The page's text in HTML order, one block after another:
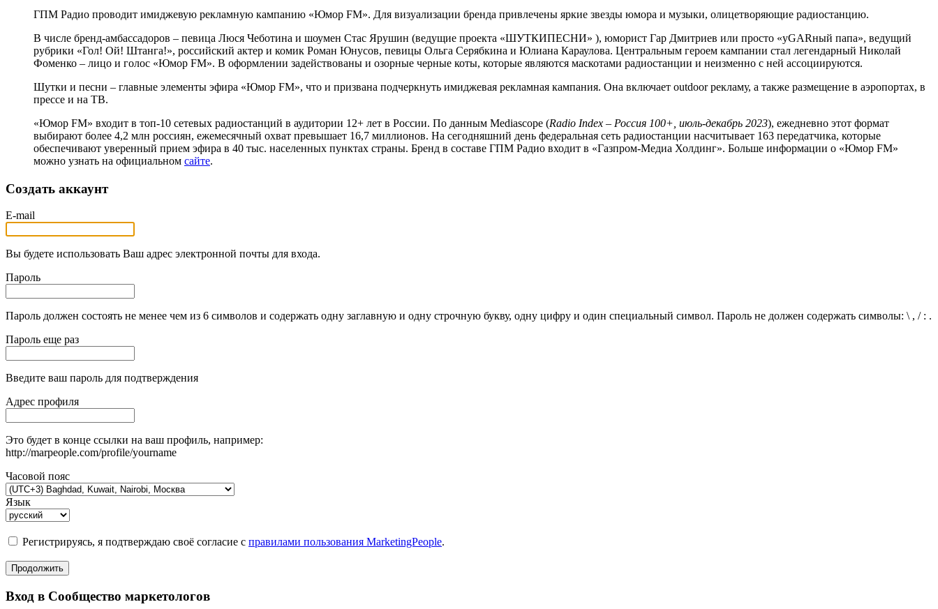
ГПМ Радио проводит имиджевую рекламную кампанию «Юмор FM». Для визуализации бренда привлечены яркие звезды юмора и музыки, олицетворяющие радиостанцию.
В числе бренд-амбассадоров – певица Люся Чеботина и шоумен Стас Ярушин (ведущие проекта «ШУТКИПЕСНИ» ), юморист Гар Дмитриев или просто «уGARный папа», ведущий
рубрики «Гол! Ой! Штанга!», российский актер и комик Роман Юнусов, певицы Ольга Серябкина и Юлиана Караулова. Центральным героем кампании стал легендарный Николай
Фоменко – лицо и голос «Юмор FM». В оформлении задействованы и озорные черные коты, которые являются маскотами радиостанции и неизменно с ней ассоциируются.
Шутки и песни – главные элементы эфира «Юмор FM», что и призвана подчеркнуть имиджевая рекламная кампания. Она включает outdoor рекламу, а также размещение в аэропортах, в
прессе и на ТВ.
«Юмор FM» входит в топ-10 сетевых радиостанций в аудитории 12+ лет в России. По данным Mediascope (Radio Index – Россия 100+, июль-декабрь 2023), ежедневно этот формат
выбирают более 4,2 млн россиян, ежемесячный охват превышает 16,7 миллионов. На сегодняшний день федеральная сеть радиостанции насчитывает 163 передатчика, которые
обеспечивают уверенный прием эфира в 40 тыс. населенных пунктах страны. Бренд в составе ГПМ Радио входит в «Газпром-Медиа Холдинг». Больше информации о «Юмор FM»
можно узнать на официальном сайте.
Создать аккаунт
E-mail
Вы будете использовать Ваш адрес электронной почты для входа.
Пароль
Пароль должен состоять не менее чем из 6 символов и содержать одну заглавную и одну строчную букву, одну цифру и один специальный символ. Пароль не должен содержать символы: \ , / : .
Пароль еще раз
Введите ваш пароль для подтверждения
Адрес профиля
Это будет в конце ссылки на ваш профиль, например:
http://marpeople.com/profile/yourname
Часовой пояс
Язык
Регистрируясь, я подтверждаю своё согласие с правилами пользования MarketingPeople.
Продолжить
Вход в Сообщество маркетологов